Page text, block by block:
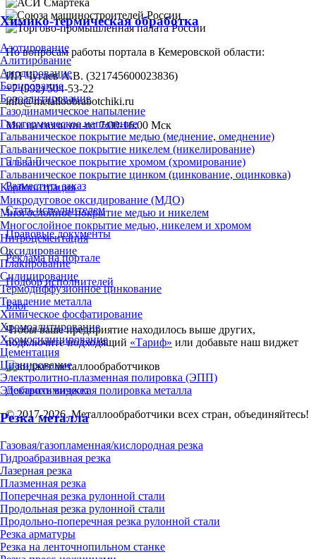
Химико-термическая обработка
Азотирование
Алитирование
Анодирование
Борирование
Бороалитирование
Газодинамическое напыление
Газотермическое напыление
Гальваническое покрытие медью (меднение, омеднение)
Гальваническое покрытие никелем (никелирование)
Гальваническое покрытие хромом (хромирование)
Гальваническое покрытие цинком (цинкование, оцинковка)
Карбонитрация
Микродуговое оксидирование (МДО)
Многослойное покрытие медью и никелем
Многослойное покрытие медью, никелем и хромом
Нитроцементация
Оксидирование
Плакирование
Силицирование
Термодиффузионное цинкование
Травление металла
Химическое фосфатирование
Хромоалитирование
Хромосилицирование
Цементация
Цианирование
Электролитно-плазменная полировка (ЭПП)
Электрохимическая полировка металла
Резка металла
Газовая/газопламенная/кислородная резка
Гидроабразивная резка
Лазерная резка
Плазменная резка
Поперечная резка рулонной стали
Продольная резка рулонной стали
Продольно-поперечная резка рулонной стали
Резка арматуры
Резка на ленточнопильном станке
По вопросам работы портала в Кемеровской области:
ИП Чугаев А.В. (321745600023836)
+7 (992) 504-53-22
info@metalloobrabotchiki.ru
Мы на связи пн-пт 7:00-16:00 Мск
Разместить заказ
Стать исполнителем
Правовые документы
Реклама на портале
Подбор исполнителей
Блог
Чтобы ваше предприятие находилось выше других,
подключите подходящий «Тариф» или добавьте наш виджет
Добавить виджет
© 2017-2026. Металлообработчики всех стран, объединяйтесь!